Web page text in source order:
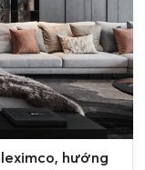
hướng